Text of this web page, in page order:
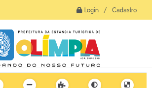
Login / Cadastro